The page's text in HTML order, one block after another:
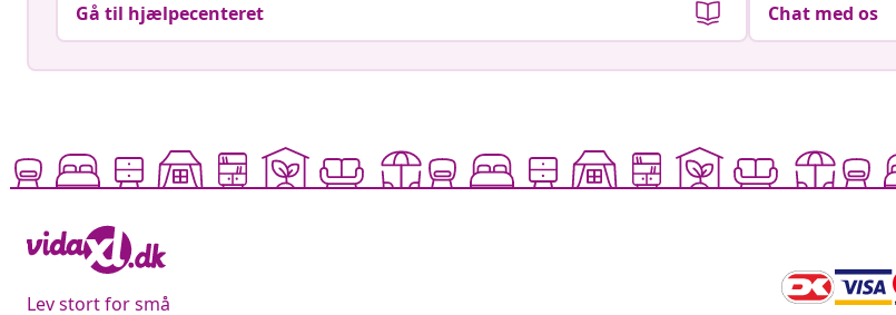
Gå til hjælpecenteret Chat med os
Lev stort for små